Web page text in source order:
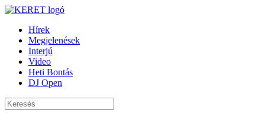
Hírek
Megjelenések
Interjú
Video
Heti Bontás
DJ Open